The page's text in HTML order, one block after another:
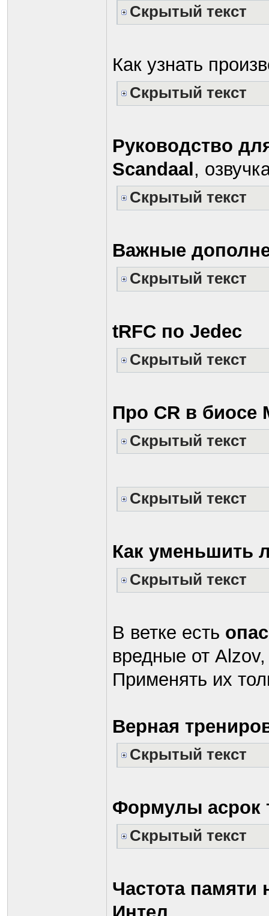
Скрытый текст
Как узнать
Скрытый текст
Руководство
Scandaal ,
Скрытый текст
Важные
Скрытый текст
tRFC по Jedec
Скрытый текст
Про CR в биосе
Скрытый текст
Скрытый текст
Как уменьшить
Скрытый текст
В ветке есть
вредные от
Применять их
Верная
Скрытый текст
Формулы асрок
Скрытый текст
Частота памяти